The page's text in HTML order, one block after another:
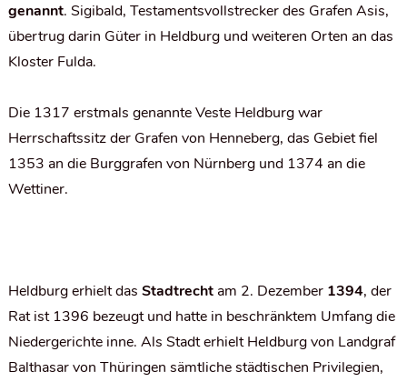
genannt. Sigibald, Testamentsvollstrecker des Grafen Asis,
übertrug darin Güter in Heldburg und weiteren Orten an das
Kloster Fulda.
Die 1317 erstmals genannte Veste Heldburg war
Herrschaftssitz der Grafen von Henneberg, das Gebiet fiel
1353 an die Burggrafen von Nürnberg und 1374 an die
Wettiner.
Heldburg erhielt das Stadtrecht am 2. Dezember 1394, der
Rat ist 1396 bezeugt und hatte in beschränktem Umfang die
Niedergerichte inne. Als Stadt erhielt Heldburg von Landgraf
Balthasar von Thüringen sämtliche städtischen Privilegien,